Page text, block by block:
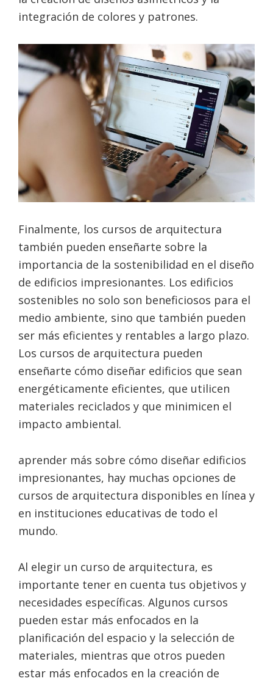
integración de colores y patrones.
Finalmente, los cursos de arquitectura
también pueden enseñarte sobre la
importancia de la sostenibilidad en el diseño
de edificios impresionantes. Los edificios
sostenibles no solo son beneficiosos para el
medio ambiente, sino que también pueden
ser más eficientes y rentables a largo plazo.
Los cursos de arquitectura pueden
enseñarte cómo diseñar edificios que sean
energéticamente eficientes, que utilicen
materiales reciclados y que minimicen el
impacto ambiental.
aprender más sobre cómo diseñar edificios
impresionantes, hay muchas opciones de
cursos de arquitectura disponibles en línea y
en instituciones educativas de todo el
mundo.
Al elegir un curso de arquitectura, es
importante tener en cuenta tus objetivos y
necesidades específicas. Algunos cursos
pueden estar más enfocados en la
planificación del espacio y la selección de
materiales, mientras que otros pueden
estar más enfocados en la creación de